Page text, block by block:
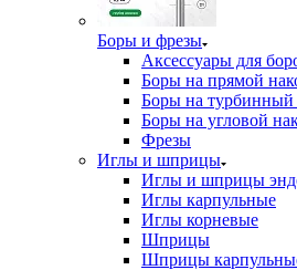
Боры и фрезы
Аксессуары для
Боры на прямой
Боры на турбинный
Боры на угловой
Фрезы
Иглы и шприцы
Иглы и шприцы
Иглы карпульные
Иглы корневые
Шприцы
Шприцы